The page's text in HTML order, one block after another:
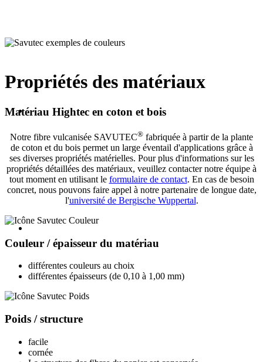
Propriétés des matériaux
Matériau Hightec en coton et bois
Notre fibre vulcanisée SAVUTEC® fabriquée à partir de la plante
de coton et du bois permet un large éventail d'applications grâce à
ses diverses propriétés matérielles. Pour plus d'informations sur les
propriétés détaillées des matériaux, veuillez contacter notre équipe à
tout moment en utilisant le formulaire de contact. En cas de besoin
concret, nous pouvons faire appel à notre partenaire de longue date,
l'université de Bergische Wuppertal.
Couleur / épaisseur du matériau
différentes couleurs au choix
différentes épaisseurs (de 0,10 à 1,00 mm)
Poids / structure
facile
cornée